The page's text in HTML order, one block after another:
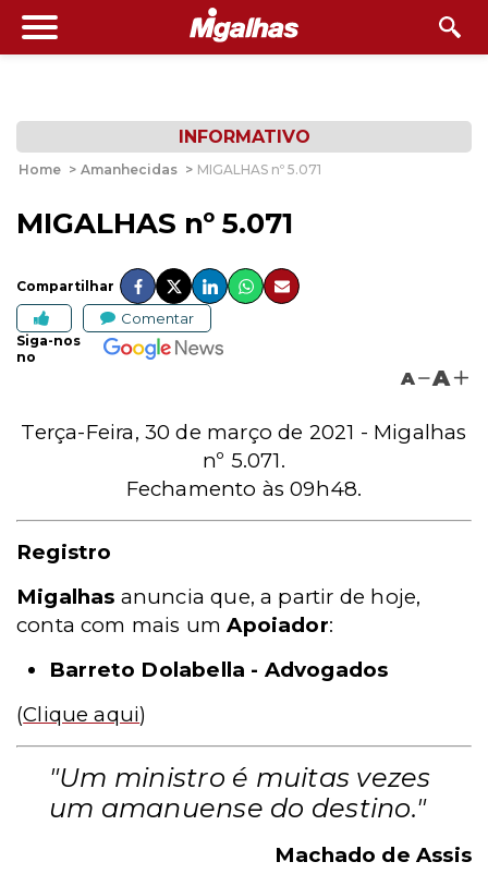
INFORMATIVO
Home > Amanhecidas > MIGALHAS nº 5.071
MIGALHAS nº 5.071
Compartilhar
Comentar
Siga-nos
no
A A
Terça-Feira, 30 de março de 2021 - Migalhas
nº 5.071.
Fechamento às 09h48.
Registro
Migalhas anuncia que, a partir de hoje,
conta com mais umApoiador:
Barreto Dolabella - Advogados
(Clique aqui)
"Um ministro é muitas vezes
um amanuense do destino."
Machado de Assis